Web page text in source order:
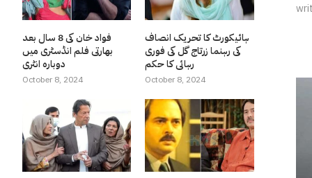
فواد خان کی 8 سال بعد
بھارتی فلم انڈسٹری میں
دوبارہ انٹری
October 8, 2024
ہائیکورٹ کا تحریک انصاف
کی رہنما زرتاج گل کی فوری
رہائی کا حکم
October 8, 2024